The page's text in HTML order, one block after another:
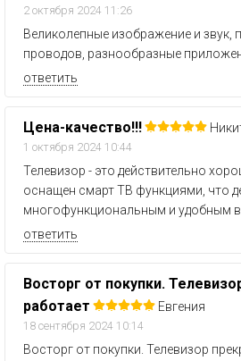
2 октября 2024 11:26
Великолепные изображение и звук,
проводов, разнообразные
ответить
Цена-качество!!!
1 октября 2024 10:44
Телевизор - это действительно
оснащен смарт ТВ функциями, что
многофункциональным и удобным в
ответить
Восторг от покупки.
работает
Евгения
18 сентября 2024 10:14
Восторг от покупки. Телевизор